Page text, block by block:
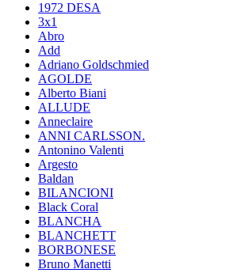
1972 DESA
3x1
Abro
Add
Adriano Goldschmied
AGOLDE
Alberto Biani
ALLUDE
Anneclaire
ANNI CARLSSON.
Antonino Valenti
Argesto
Baldan
BILANCIONI
Black Coral
BLANCHA
BLANCHETT
BORBONESE
Bruno Manetti